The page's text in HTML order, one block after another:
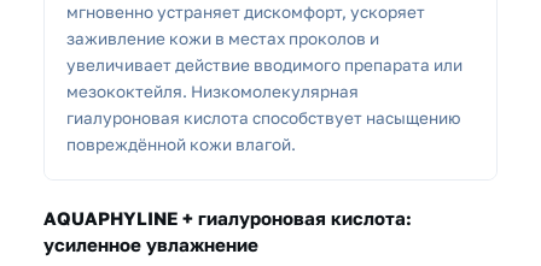
мгновенно устраняет дискомфорт, ускоряет
заживление кожи в местах проколов и
увеличивает действие вводимого препарата или
мезококтейля. Низкомолекулярная
гиалуроновая кислота способствует насыщению
повреждённой кожи влагой.
AQUAPHYLINE + гиалуроновая кислота:
усиленное увлажнение